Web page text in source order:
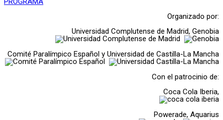
Organizado por:
Universidad Complutense de Madrid, Genobia
Comité Paralímpico Español y Universidad de Castilla-La Mancha
Con el patrocinio de:
Coca Cola Iberia,
Powerade, Aquarius